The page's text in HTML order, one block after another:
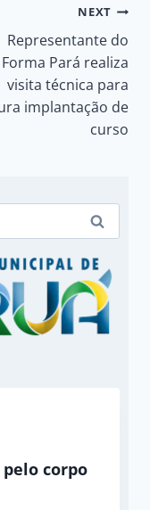
NEXT
Representante do
Forma Pará realiza
visita técnica para
implantação de
curso
corpo